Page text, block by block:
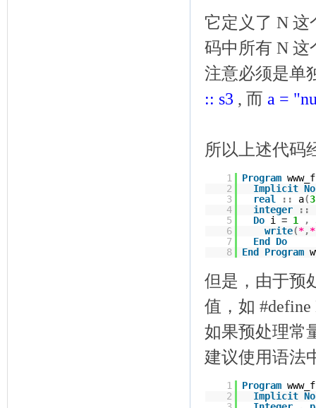
它定义了 N
码中所有 N 这
注意必须是单
:: s3 , 而 a =
所以上述代码
1 Program
2
Implicit
3
real :: a(3
4
integer ::
5
Do i = 1 ,
6
write(*,*
7
End
Do
8
End Program
但是，由于预
值，如
如果预处理常
建议使用语法
1 Program
2
Implicit